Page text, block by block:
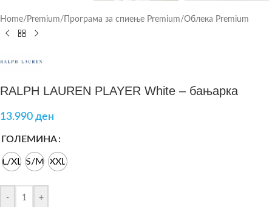
Home/ Premium/ Програма за спиење Premium/Облека Premium
RALPH LAUREN PLAYER White – бањарка
13.990 ден
ГОЛЕМИНА
L/XL S/M XXL
- +